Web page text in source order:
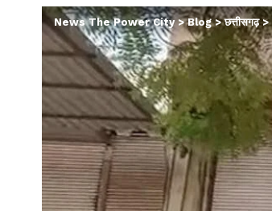
News The Power City>Blog>छत्तीसगढ़>